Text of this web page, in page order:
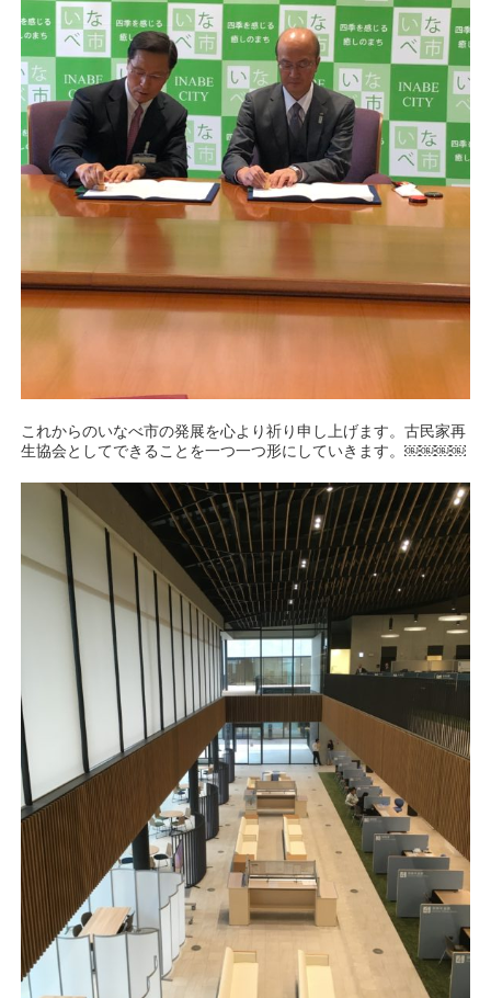
これからのいなべ市の発展を心より祈り申し上げます。古民家再
生協会としてできることを一つ一つ形にしていきます。￼￼￼￼